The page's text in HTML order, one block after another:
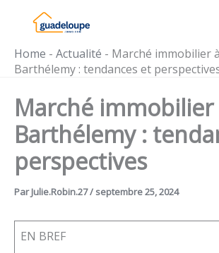
Home - Actualité - Marché immobilier
Barthélemy : tendances et
Marché immobilier
Barthélemy :
perspectives
ParJulie.Robin.27/ septembre 25, 2024
EN BREF